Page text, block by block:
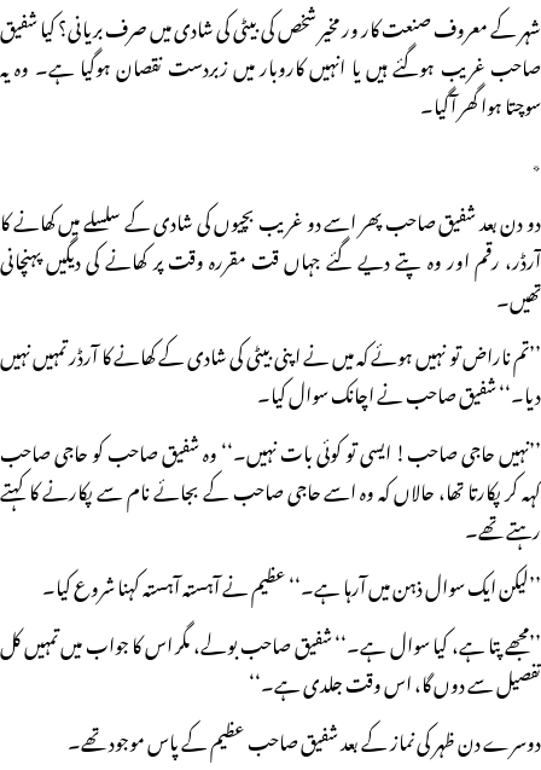
شہر کے معروف صنعت کار ور مخیر شخص کی بیٹی کی شادی میں صرف بریانی؟ کیا شفیق
صاحب غریب ہوگئے ہیں یا انہیں کاروبار میں زبردست نقصان ہوگیا ہے۔ وہ یہ
سوچتا ہوا گھر آگیا۔
٭
دو دن بعد شفیق صاحب پھر اسے دو غریب بچیوں کی شادی کے سلسلے میں کھانے کا
آرڈر، رقم اور وہ پتے دیے گئے جہاں قت مقررہ وقت پر کھانے کی دیگیں پہنچانی
تھیں۔
’’تم ناراض تو نہیں ہوئے کہ میں نے اپنی بیٹی کی شادی کے کھانے کا آرڈر تمہیں نہیں
دیا۔‘‘ شفیق صاحب نے اچانک سوال کیا۔
’’نہیں حاجی صاحب! ایسی تو کوئی بات نہیں۔‘‘ وہ شفیق صاحب کو حاجی صاحب
کہہ کر پکارتا تھا، حالاں کہ وہ اسے حاجی صاحب کے بجائے نام سے پکارنے کا کہتے
رہتے تھے۔
’’لیکن ایک سوال ذہن میں آرہا ہے۔‘‘ عظیم نے آہستہ آہستہ کہنا شروع کیا۔
’’مجھے پتا ہے، کیا سوال ہے۔‘‘ شفیق صاحب بولے، مگر اس کا جواب میں تمہیں کل
تفصیل سے دوں گا، اس وقت جلدی ہے۔‘‘
دوسرے دن ظہر کی نماز کے بعد شفیق صاحب عظیم کے پاس موجود تھے۔